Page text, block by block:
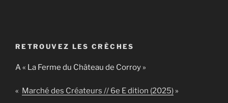
RETROUVEZ LES CRÈCHES
A « La Ferme du Château de Corroy »
« Marché des Créateurs // 6e E dition (2025) »